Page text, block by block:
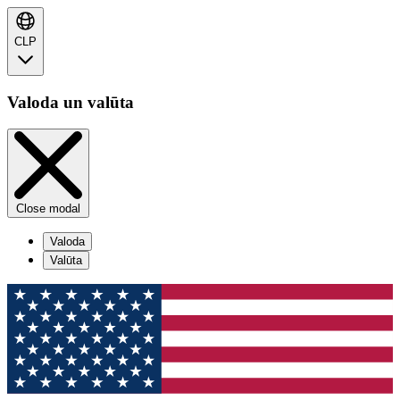
CLP
Valoda un valūta
Close modal
Valoda
Valūta